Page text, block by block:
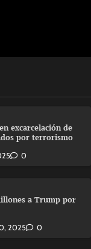
excarcelación de
por terrorismo
0
a Trump por
2025 0